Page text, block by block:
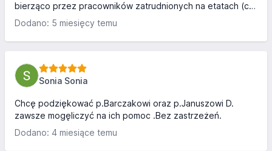
bierząco przez pracowników zatrudnionych na etatach (co
nie jest praktykowane np. w TSM, gdzie realiazacja zleceń
przez podwykonawcę trwa długo i czasami ciężko się
doprosić czegokolwiek, nieruchomości są czyste i zadbane
mankamenty, ale trzeba zauważyć że swoje lata już mają.
Infrastruktura typu parkingi nie była przewidziana na ilość
pojazdów, ale nie opodal jest dużo miejsca, gdzie m...
Dodano: 5 miesięcy temu
Sonia Sonia
Chcę podziękować p.Barczakowi oraz p.Januszowi D.
zawsze mogęliczyć na ich pomoc .Bez zastrzeżeń.
Dodano: 4 miesiące temu